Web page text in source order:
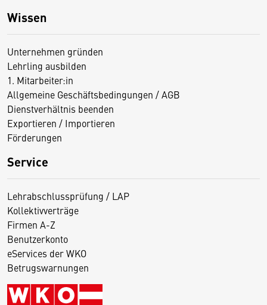
Wissen
Unternehmen gründen
Lehrling ausbilden
1. Mitarbeiter:in
Allgemeine Geschäftsbedingungen / AGB
Dienstverhältnis beenden
Exportieren / Importieren
Förderungen
Service
Lehrabschlussprüfung / LAP
Kollektivverträge
Firmen A-Z
Benutzerkonto
eServices der WKO
Betrugswarnungen